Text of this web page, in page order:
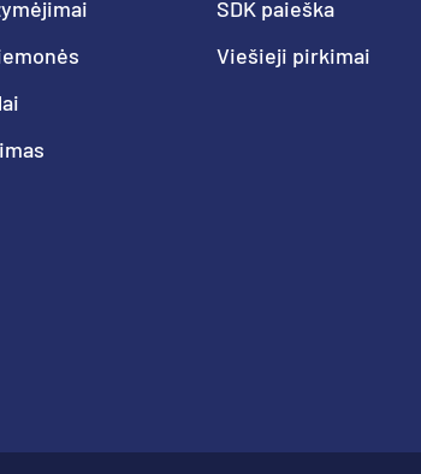
SDK paieška
Viešieji pirkimai